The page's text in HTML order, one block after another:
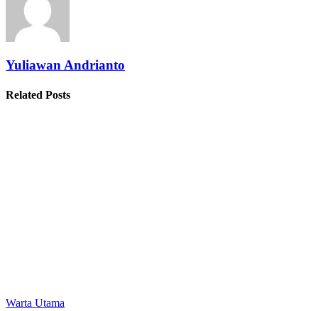
Yuliawan Andrianto
Related Posts
Warta Utama